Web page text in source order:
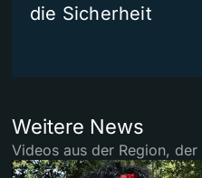
die Sicherheit
Weitere News
Videos aus der Region,